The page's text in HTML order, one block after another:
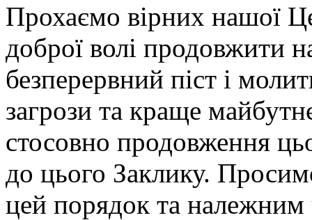
Прохаємо вірних нашої
доброї волі продовжити
безперервний піст і
загрози та краще
стосовно продовження
до цього Заклику.
цей порядок та